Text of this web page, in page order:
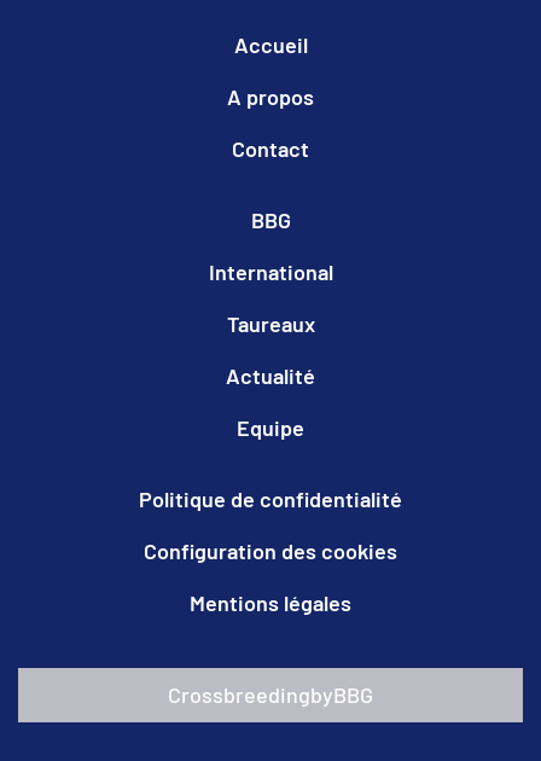
Accueil
A propos
Contact
BBG
International
Taureaux
Actualité
Equipe
Politique de confidentialité
Configuration des cookies
Mentions légales
CrossbreedingbyBBG